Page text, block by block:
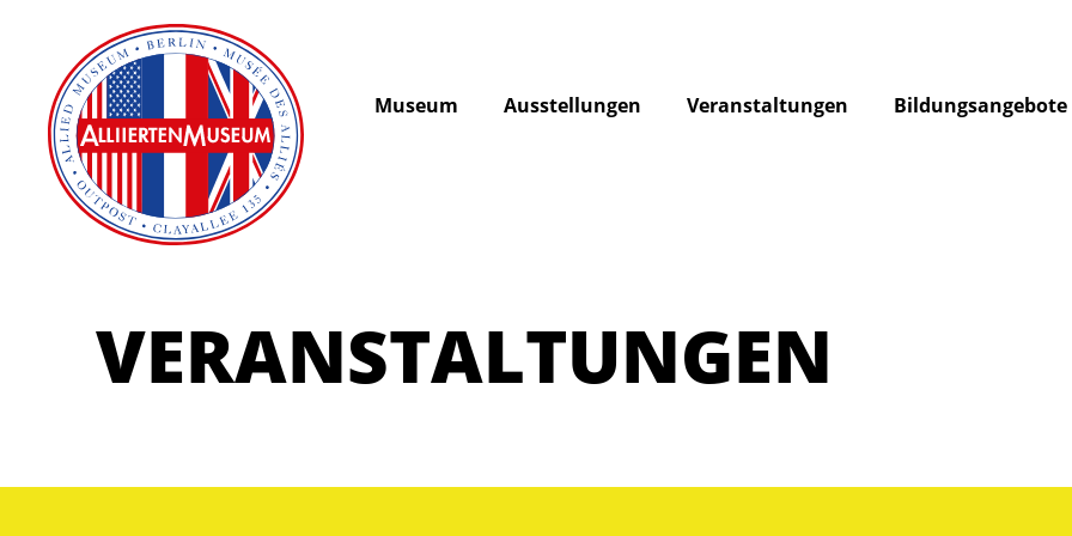
Museum Ausstellungen Veranstaltungen Bildungsangebote
VERANSTALTUNGEN